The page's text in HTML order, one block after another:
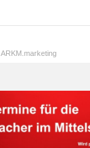
ARKM.marketing